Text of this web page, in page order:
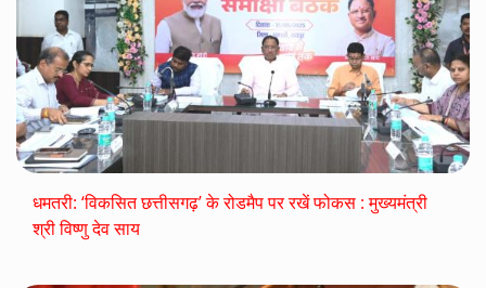
धमतरी: ‘विकसित छत्तीसगढ़’ के रोडमैप पर रखें फोकस : मुख्यमंत्री
श्री विष्णु देव साय